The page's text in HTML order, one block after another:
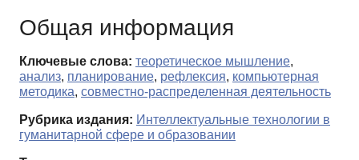
Общая информация
Ключевые слова: теоретическое мышление,
анализ, планирование, рефлексия, компьютерная
методика, совместно-распределенная деятельность
Рубрика издания: Интеллектуальные технологии в
гуманитарной сфере и образовании